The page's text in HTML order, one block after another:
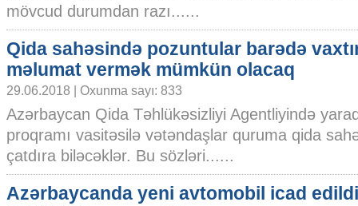
mövcud durumdan razı......
Qida sahəsində pozuntular barədə
məlumat vermək mümkün olacaq
29.06.2018 | Oxunma sayı: 833
Azərbaycan Qida Təhlükəsizliyi Agentliyində
proqramı vasitəsilə vətəndaşlar quruma qida
çatdıra biləcəklər. Bu sözləri......
Azərbaycanda yeni avtomobil icad edildi